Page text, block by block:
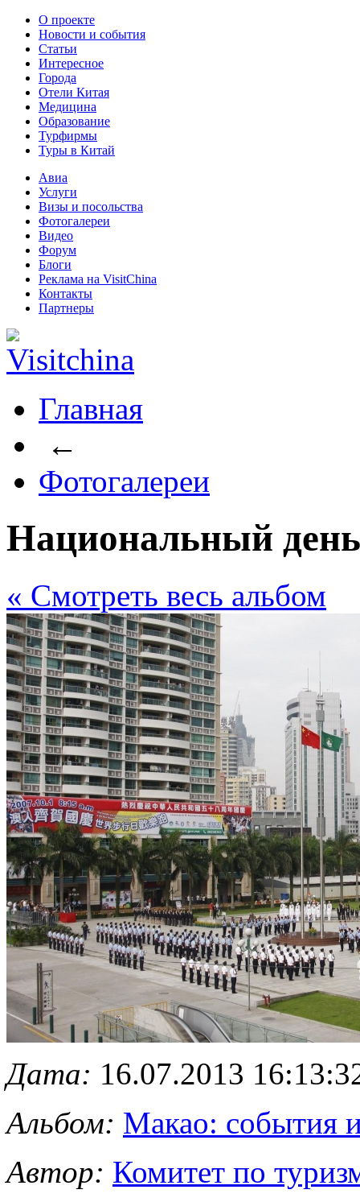
О проекте
Новости и события
Статьи
Интересное
Города
Отели Китая
Медицина
Образование
Турфирмы
Туры в Китай
Авиа
Услуги
Визы и посольства
Фотогалереи
Видео
Форум
Блоги
Реклама на VisitChina
Контакты
Партнеры
Главная
←
Фотогалереи
Национальный
« Cмотреть весь альбом
Дата: 16.07.2013
Альбом: Макао: события
Автор: Комитет по